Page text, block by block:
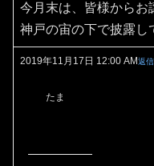
今月末は、皆様からお
神戸の宙の下で披露し
2019年11月17日 12:00 AM返信
たま